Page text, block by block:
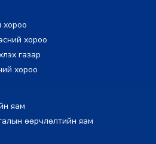
хороо
хороо
газар
хороо
яам
өөрчлөлтийн яам